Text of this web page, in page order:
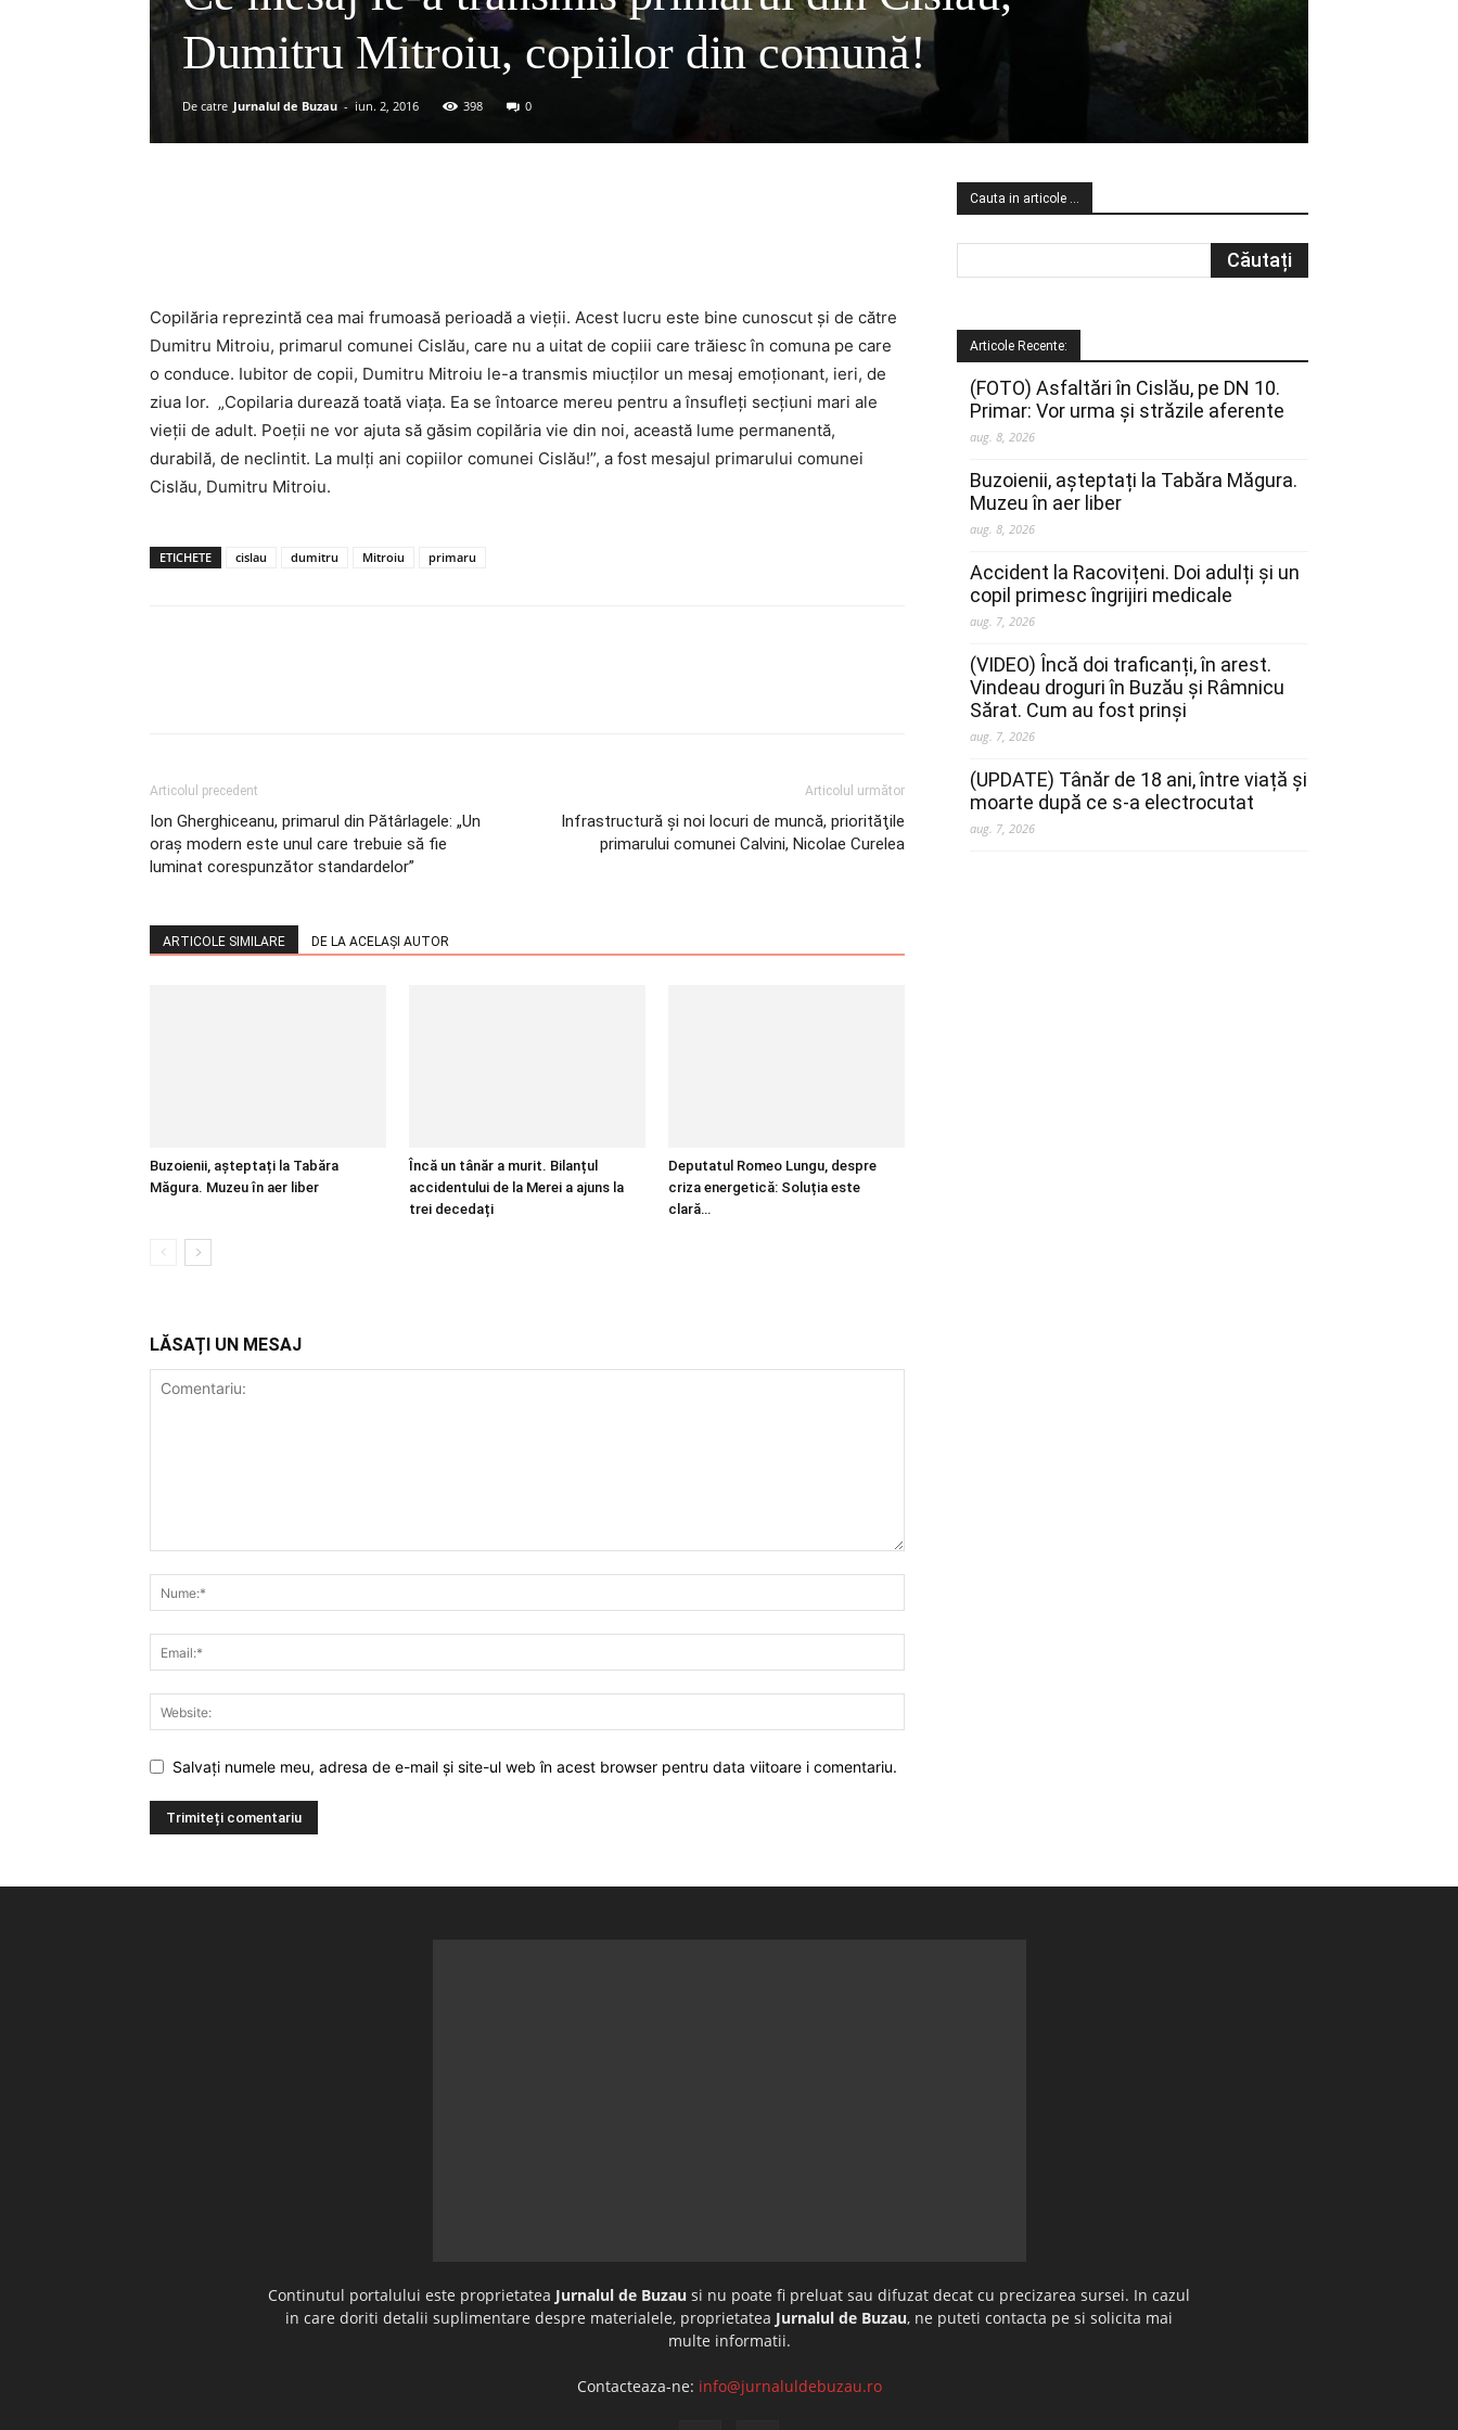
Dumitru Mitroiu, copiilor din comună!
De catre Jurnalul de Buzau - iun. 2, 2016 398 0
Copilăria reprezintă cea mai frumoasă perioadă a vieţii. Acest lucru este bine cunoscut şi de către
Dumitru Mitroiu, primarul comunei Cislău, care nu a uitat de copiii care trăiesc în comuna pe care
o conduce. Iubitor de copii, Dumitru Mitroiu le-a transmis miucţilor un mesaj emoţionant, ieri, de
ziua lor. „Copilaria durează toată viaţa. Ea se întoarce mereu pentru a însufleţi secţiuni mari ale
vieţii de adult. Poeţii ne vor ajuta să găsim copilăria vie din noi, această lume permanentă,
durabilă, de neclintit. La mulţi ani copiilor comunei Cislău!”, a fost mesajul primarului comunei
Cislău, Dumitru Mitroiu.
ETICHETE cislau dumitru Mitroiu primaru
Articolul precedent
Ion Gherghiceanu, primarul din Pătârlagele: „Un
oraș modern este unul care trebuie să fie
luminat corespunzător standardelor”
Articolul următor
Infrastructură şi noi locuri de muncă, priorităţile
primarului comunei Calvini, Nicolae Curelea
ARTICOLE SIMILARE DE LA ACELAȘI AUTOR
Buzoienii, așteptați la Tabăra
Măgura. Muzeu în aer liber
Încă un tânăr a murit. Bilanțul
accidentului de la Merei a ajuns la
trei decedați
Deputatul Romeo Lungu, despre
criza energetică: Soluția este
clară…
LĂSAȚI UN MESAJ
Salvați numele meu, adresa de e-mail și site-ul web în acest browser pentru data viitoare i comentariu.
Cauta in articole …
Articole Recente:
(FOTO) Asfaltări în Cislău, pe DN 10.
Primar: Vor urma și străzile aferente
aug. 8, 2026
Buzoienii, așteptați la Tabăra Măgura.
Muzeu în aer liber
aug. 8, 2026
Accident la Racovițeni. Doi adulți și un
copil primesc îngrijiri medicale
aug. 7, 2026
(VIDEO) Încă doi traficanți, în arest.
Vindeau droguri în Buzău și Râmnicu
Sărat. Cum au fost prinși
aug. 7, 2026
(UPDATE) Tânăr de 18 ani, între viață și
moarte după ce s-a electrocutat
aug. 7, 2026
Continutul portalului este proprietatea Jurnalul de Buzau si nu poate fi preluat sau difuzat decat cu precizarea sursei. In cazul
in care doriti detalii suplimentare despre materialele, proprietatea Jurnalul de Buzau, ne puteti contacta pe si solicita mai
multe informatii.
Contacteaza-ne: info@jurnaluldebuzau.ro